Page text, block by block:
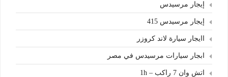
إيجار مرسيدس
إيجار مرسيدس 415
اايجار سيارة لاند كروزر
ابجار سيارات مرسيدس في مصر
اتش وان 7 راكب – 1h